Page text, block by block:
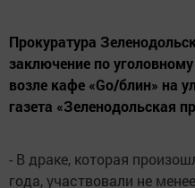
Прокуратура
заключение по
возле кафе «Go/блин» на
газета «Зеленодольская
- В драке, которая
года, участвовали не